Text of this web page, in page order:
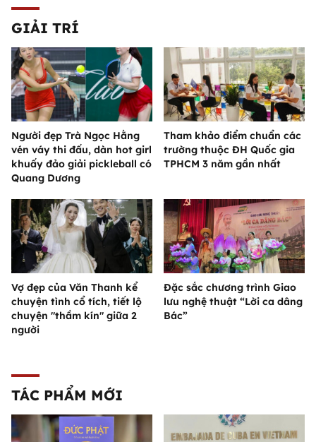
GIẢI TRÍ
Người đẹp Trà Ngọc Hằng
vén váy thi đấu, dàn hot girl
khuấy đảo giải pickleball có
Quang Dương
Tham khảo điểm chuẩn các
trường thuộc ĐH Quốc gia
TPHCM 3 năm gần nhất
Vợ đẹp của Văn Thanh kể
chuyện tình cổ tích, tiết lộ
chuyện "thầm kín" giữa 2
người
Đặc sắc chương trình Giao
lưu nghệ thuật “Lời ca dâng
Bác”
TÁC PHẨM MỚI